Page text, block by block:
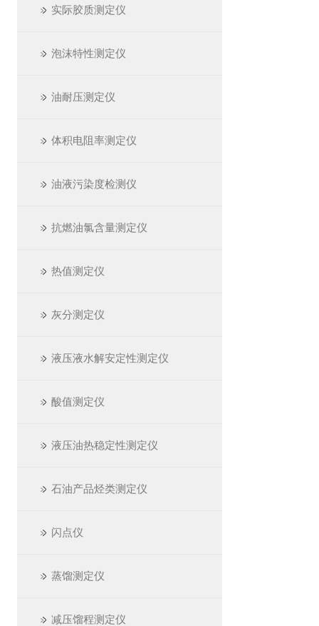
实际胶质测定仪
泡沫特性测定仪
油耐压测定仪
体积电阻率测定仪
油液污染度检测仪
抗燃油氯含量测定仪
热值测定仪
灰分测定仪
液压液水解安定性测定仪
酸值测定仪
液压油热稳定性测定仪
石油产品烃类测定仪
闪点仪
蒸馏测定仪
减压馏程测定仪